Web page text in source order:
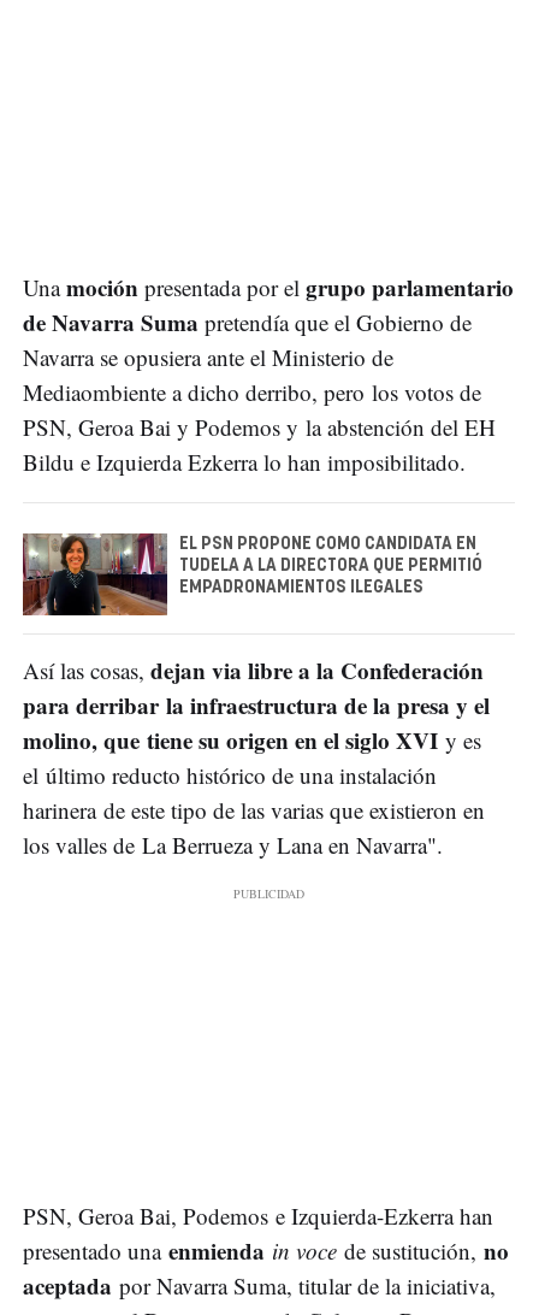
Unamoción presentada por el grupo parlamentario
de Navarra Suma pretendía que el Gobierno de
Navarra se opusiera ante el Ministerio de
Mediaombiente a dicho derribo, pero los votos de
PSN, Geroa Bai y Podemos y la abstención del EH
Bildu e Izquierda Ezkerra lo han imposibilitado.
EL PSN PROPONE COMO CANDIDATA EN
TUDELA A LA DIRECTORA QUE PERMITIÓ
EMPADRONAMIENTOS ILEGALES
Así las cosas, dejan via libre a la Confederación
para derribar la infraestructura de la presa y el
molino, que tiene su origen en el siglo XVI y es
el último reducto histórico de una instalación
harinera de este tipo de las varias que existieron en
los valles de La Berrueza y Lana en Navarra".
PSN, Geroa Bai, Podemos e Izquierda-Ezkerra han
presentado una enmienda in voce de sustitución, no
aceptada por Navarra Suma, titular de la iniciativa,